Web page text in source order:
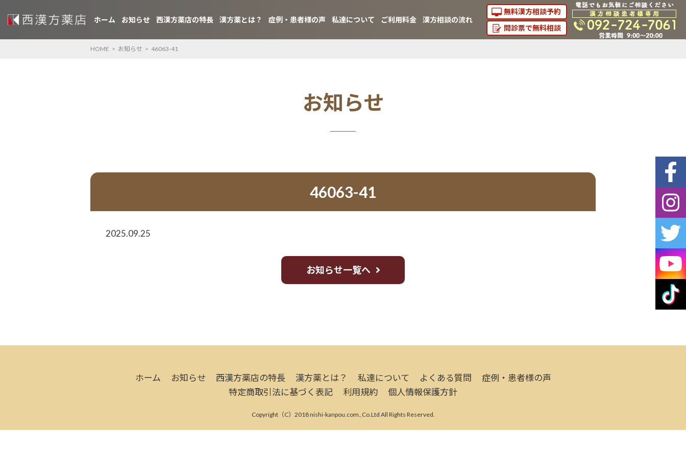
ホーム お知らせ 西漢方薬店の特長 漢方薬とは？ 症例・患者様の声 私達について ご利用料金 漢方相談の流れ
無料漢方相談予約
問診票で無料相談
HOME > お知らせ > 46063-41
お知らせ
46063-41
2025.09.25
お知らせ一覧へ
ホーム お知らせ 西漢方薬店の特長 漢方薬とは？ 私達について よくある質問
症例・患者様の声
特定商取引法に基づく表記
利用規約 個人情報保護方針
Copyright（C）2018 nishi-kanpou.com.,Co.Ltd All Rights Reserved.